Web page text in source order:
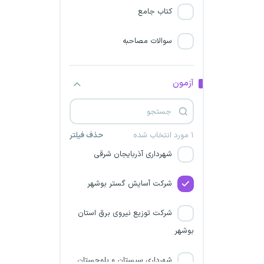
کتاب جامع
سوالات مصاحبه
آزمون
۱ مورد انتخاب شده حذف فیلتر
شرکت برق منطقه‌ای گلستان
شهرداری بوشهر
سونگون آذربایجان
شرکت برق منطقه‌ای اصفهان
شهرداری آذربایجان شرقی
شرکت آسایش گستر بوشهر
شرکت توزیع نیروی برق استان
بوشهر
شهرداری سیستان و بلوچستان